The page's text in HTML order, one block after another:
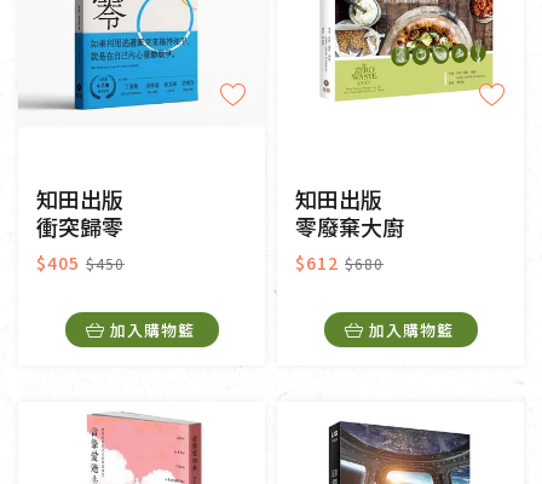
知田出版
衝突歸零
$405 $450
加入購物籃
知田出版
零廢棄大廚
$612 $680
加入購物籃